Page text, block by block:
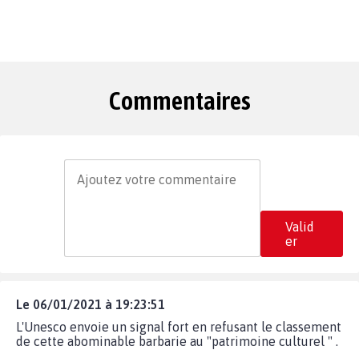
Commentaires
Valid
er
Le 06/01/2021 à 19:23:51
L'Unesco envoie un signal fort en refusant le classement
de cette abominable barbarie au "patrimoine culturel " .